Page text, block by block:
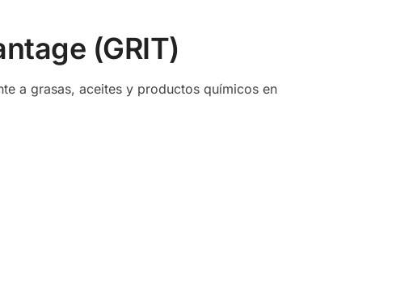
(GRIT)
a grasas, aceites y productos químicos en